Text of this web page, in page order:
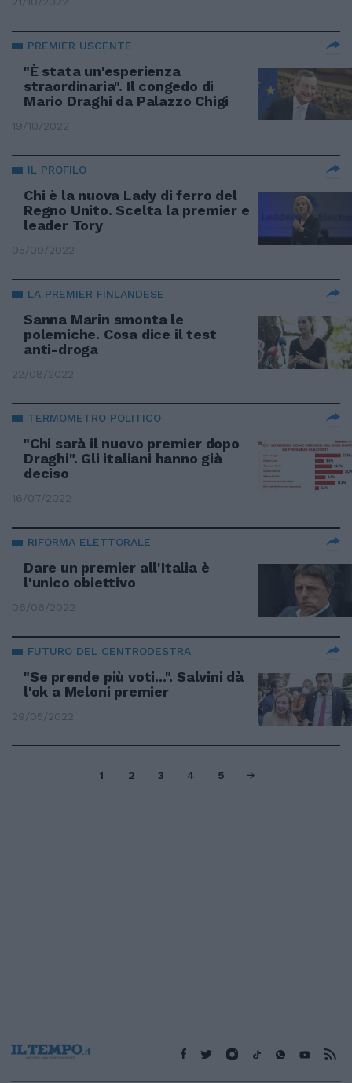
PREMIER USCENTE
"È stata un'esperienza
straordinaria". Il congedo di
Mario Draghi da Palazzo Chigi
19/10/2022
IL PROFILO
Chi è la nuova Lady di ferro del
Regno Unito. Scelta la premier e
leader Tory
05/09/2022
LA PREMIER FINLANDESE
Sanna Marin smonta le
polemiche. Cosa dice il test
anti-droga
22/08/2022
TERMOMETRO POLITICO
"Chi sarà il nuovo premier dopo
Draghi". Gli italiani hanno già
deciso
16/07/2022
RIFORMA ELETTORALE
Dare un premier all'Italia è
l'unico obiettivo
06/06/2022
FUTURO DEL CENTRODESTRA
"Se prende più voti...". Salvini dà
l'ok a Meloni premier
29/05/2022
1 2 3 4 5